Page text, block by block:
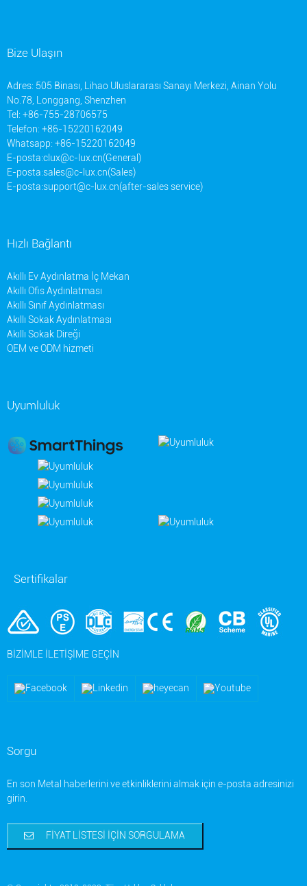
Bize Ulaşın
Adres: 505 Binası, Lihao Uluslararası Sanayi Merkezi, Ainan Yolu
No.78, Longgang, Shenzhen
Tel: +86-755-28706575
Telefon: +86-15220162049
Whatsapp: +86-15220162049
E-posta:clux@c-lux.cn(General)
E-posta:sales@c-lux.cn(Sales)
E-posta:support@c-lux.cn(after-sales service)
Hızlı Bağlantı
Akıllı Ev Aydınlatma İç Mekan
Akıllı Ofis Aydınlatması
Akıllı Sınıf Aydınlatması
Akıllı Sokak Aydınlatması
Akıllı Sokak Direği
OEM ve ODM hizmeti
Uyumluluk
Sertifikalar
BIZIMLE ILETIŞIME GEÇIN
Sorgu
En son Metal haberlerini ve etkinliklerini almak için e-posta adresinizi
girin.
FIYAT LISTESI İÇIN SORGULAMA